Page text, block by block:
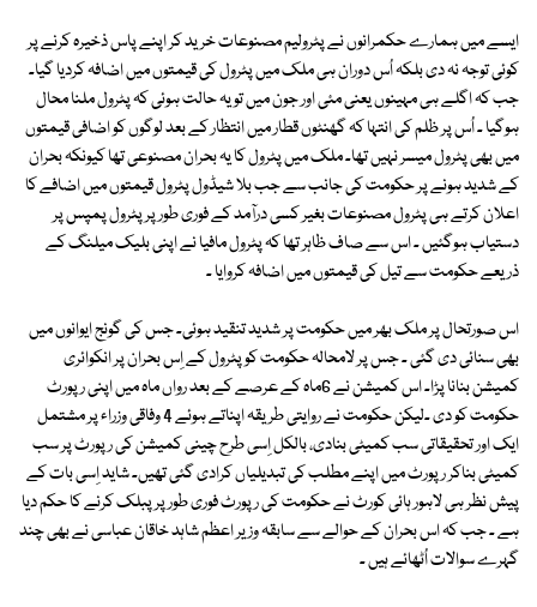
ایسے میں ہمارے حکمرانوں نے پٹرولیم مصنوعات خرید کر اپنے پاس ذخیرہ کرنے پر
کوئی توجہ نہ دی بلکہ اُس دوران ہی ملک میں پٹرول کی قیمتوں میں اضافہ کردیا گیا۔
جب کہ اگلے ہی مہینوں یعنی مئی اور جون میں تو یہ حالت ہوئی کہ پٹرول ملنا محال
ہوگیا ۔ اُس پر ظلم کی انتہا کہ گھنٹوں قطار میں انتظار کے بعد لوگوں کو اضافی قیمتوں
میں بھی پٹرول میسر نہیں تھا۔ ملک میں پٹرول کا یہ بحران مصنوعی تھا کیونکہ بحران
کے شدید ہونے پر حکومت کی جانب سے جب بلا شیڈول پٹرول قیمتوں میں اضافے کا
اعلان کرتے ہی پٹرول مصنوعات بغیر کسی درآمد کے فوری طور پر پٹرول پمپس پر
دستیاب ہوگئیں ۔ اس سے صاف ظاہر تھا کہ پٹرول مافیا نے اپنی بلیک میلنگ کے
ذریعے حکومت سے تیل کی قیمتوں میں اضافہ کروایا ۔
اس صورتحال پر ملک بھر میں حکومت پر شدید تنقید ہوئی۔ جس کی گونج ایوانوں میں
بھی سنائی دی گئی ۔ جس پر لامحالہ حکومت کو پٹرول کے اِس بحران پر انکوائری
کمیشن بنانا پڑا۔ اس کمیشن نے 6ماہ کے عرصے کے بعد رواں ماہ میں اپنی رپورٹ
حکومت کو دی ۔لیکن حکومت نے روایتی طریقہ اپناتے ہوئے 4 وفاقی وزراء پر مشتمل
ایک اور تحقیقاتی سب کمیٹی بنادی، بالکل اِسی طرح چینی کمیشن کی رپورٹ پر سب
کمیٹی بناکر رپورٹ میں اپنے مطلب کی تبدیلیاں کرادی گئی تھیں۔ شاید اِسی بات کے
پیش نظر ہی لاہور ہائی کورٹ نے حکومت کی رپورٹ فوری طور پر پبلک کرنے کا حکم دیا
ہے ۔ جب کہ اس بحران کے حوالے سے سابقہ وزیر اعظم شاہد خاقان عباسی نے بھی چند
گہرے سوالات اُٹھائے ہیں ۔